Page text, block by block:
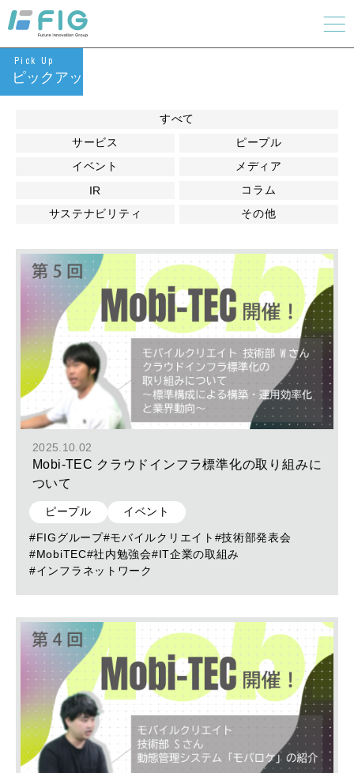
Pick Up
ピックアップ
すべて
サービス
ピープル
イベント
メディア
IR
コラム
サステナビリティ
その他
2025.10.02
Mobi-TEC クラウドインフラ標準化の取り組みに
ついて
ピープル イベント
#FIGグループ#モバイルクリエイト #技術部発表会
#MobiTEC#社内勉強会#IT企業の取組み
#インフラネットワーク